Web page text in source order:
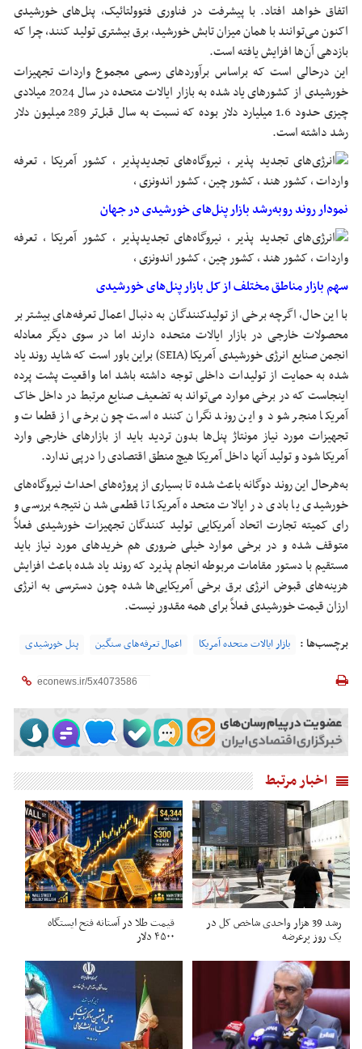
اتفاق خواهد افتاد. با پیشرفت در فناوری فتوولتائیک، پنل‌های خورشیدی
اکنون می‌توانند با همان میزان تابش خورشید، برق بیشتری تولید کنند، چرا که
بازدهی آن‌ها افزایش یافته است.
این درحالی است که براساس برآوردهای رسمی مجموع واردات تجهیزات
خورشیدی از کشورهای یاد شده به بازار ایالات متحده در سال 2024 میلادی
چیزی حدود 1.6 میلیارد دلار بوده که نسبت به سال قبل‌تر 289 میلیون دلار
رشد داشته است.
نمودار روند روبه‌رشد بازار پنل‌های خورشیدی در جهان
سهم بازار مناطق مختلف از کل بازار پنل‌های خورشیدی
با این حال، اگرچه برخی از تولیدکنندگان به دنبال اعمال تعرفه‌های بیشتر بر
محصولات خارجی در بازار ایالات متحده دارند اما در سوی دیگر معادله
انجمن صنایع انرژی خورشیدی آمریکا (SEIA) براین باور است که شاید روند یاد
شده به حمایت از تولیدات داخلی توجه داشته باشد اما واقعیت پشت پرده
اینجاست که در برخی موارد می‌تواند به تضعیف صنایع مرتبط در داخل خاک
آمریکا منجر شود و این روند نگران کننده است چون برخی از قطعات و
تجهیزات مورد نیاز مونتاژ پنل‌ها بدون تردید باید از بازارهای خارجی وارد
آمریکا شود و تولید آنها داخل آمریکا هیچ منطق اقتصادی را درپی ندارد.
به‌هرحال این روند دوگانه باعث شده تا بسیاری از پروژه‌های احداث نیروگاه‌های
خورشیدی یا بادی در ایالات متحده آمریکا تا قطعی شدن نتیجه بررسی و
رای کمیته تجارت اتحاد آمریکایی تولید کنندگان تجهیزات خورشیدی فعلاً
متوقف شده و در برخی موارد خیلی ضروری هم خرید‌های مورد نیاز باید
مستقیم با دستور مقامات مربوطه انجام پذیرد که روند یاد شده باعث افزایش
هزینه‌های قبوض انرژی برق برخی آمریکایی‌ها شده چون دسترسی به انرژی
ارزان قیمت خورشیدی فعلاً برای همه مقدور نیست.
برچسب‌ها : بازار ایالات متحده آمریکا اعمال تعرفه‌های سنگین پنل خورشیدی
اخبار مرتبط
رشد 39 هزار واحدی شاخص کل در
یک روز پرعرضه
قیمت طلا در آستانه فتح ایستگاه
۴۵۰۰ دلار